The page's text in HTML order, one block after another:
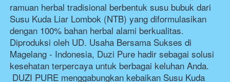
ramuan herbal tradisional berbentuk susu bubuk dari
Susu Kuda Liar Lombok (NTB) yang diformulasikan
dengan 100% bahan herbal alami berkualitas.
Diproduksi oleh UD. Usaha Bersama Sukses di
Magelang - Indonesia, Duzi Pure hadir sebagai solusi
kesehatan terpercaya untuk berbagai keluhan Anda.